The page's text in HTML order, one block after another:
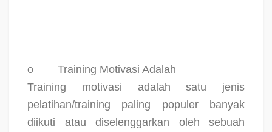
o
Training Motivasi Adalah
Training motivasi adalah satu jenis
pelatihan/training paling populer banyak
diikuti atau diselenggarkan oleh sebuah